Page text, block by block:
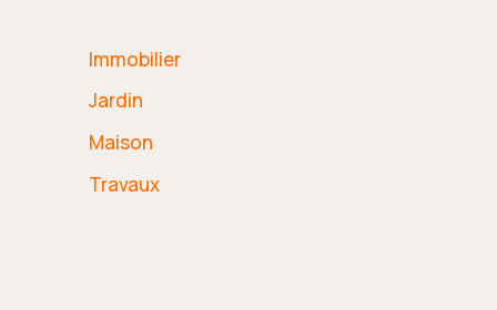
Immobilier
Jardin
Maison
Travaux